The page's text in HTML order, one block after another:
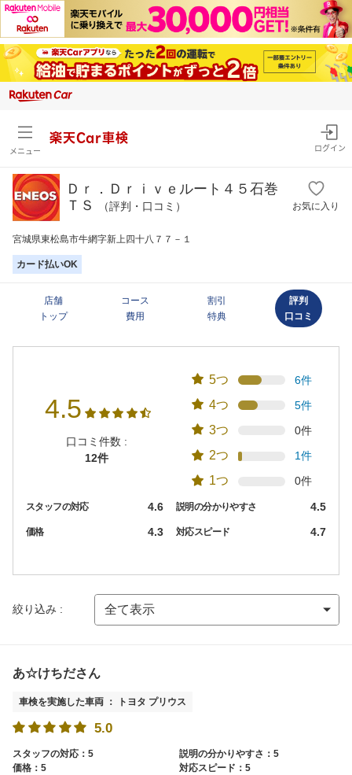
メニュー
楽天Car車検
ログイン
Ｄｒ．Ｄｒｉｖｅルート４５石巻
ＴＳ
（評判・口コミ） お気に入り
宮城県東松島市牛網字新上四十八７７－１
カード払いOK
店舗
トップ
コース
費用
割引
特典
評判
口コミ
4.5
口コミ件数 :
12件
5つ 6件
4つ 5件
3つ 0件
2つ 1件
1つ 0件
スタッフの対応 4.6 説明の分かりやすさ 4.5
価格 4.3 対応スピード 4.7
絞り込み :
あ☆けちださん
車検を実施した車両 ： トヨタ プリウス
5.0
スタッフの対応：5
説明の分かりやすさ：5
価格：5
対応スピード：5